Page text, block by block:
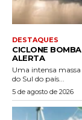
DESTAQUES
CICLONE
ALERTA
Uma intensa
do Sul do país...
5 de agosto de 2026